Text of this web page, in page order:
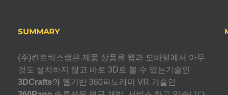
SUMMARY
(주)컨트릭스랩은 제품 상품을 웹과 모바일에서 아무
것도 설치하지 않고 바로 3D로 볼 수 있는기술인
3DCrafts와 웹기반 360파노라마 VR 기술인